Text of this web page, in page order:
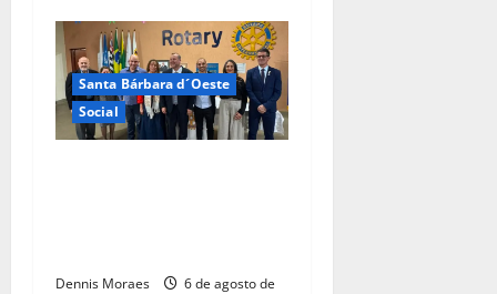
Santa Bárbara d´Oeste
Social
Dennis Moraes
6 de agosto de